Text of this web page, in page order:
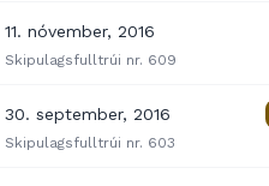
11. nóvember, 2016
Skipulagsfulltrúi nr. 609
30. september, 2016
Skipulagsfulltrúi nr. 603